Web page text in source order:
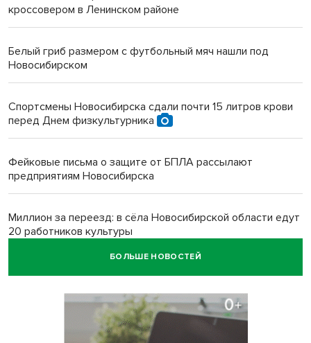
кроссовером в Ленинском районе
Белый гриб размером с футбольный мяч нашли под
Новосибирском
Спортсмены Новосибирска сдали почти 15 литров крови
перед Днем физкультурника
Фейковые письма о защите от БПЛА рассылают
предприятиям Новосибирска
Миллион за переезд: в сёла Новосибирской области едут
20 работников культуры
БОЛЬШЕ НОВОСТЕЙ